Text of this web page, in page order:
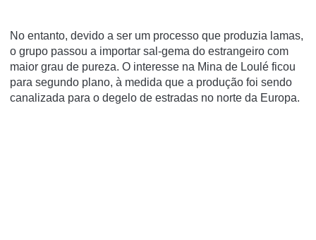
No entanto, devido a ser um processo que produzia lamas,
o grupo passou a importar sal-gema do estrangeiro com
maior grau de pureza. O interesse na Mina de Loulé ficou
para segundo plano, à medida que a produção foi sendo
canalizada para o degelo de estradas no norte da Europa.